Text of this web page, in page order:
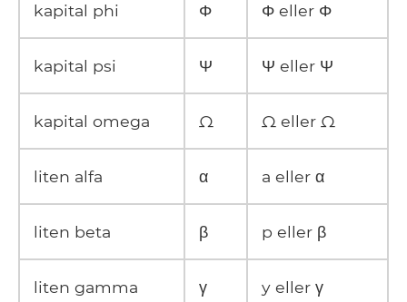
kapital phi Φ Φ eller Φ
kapital psi Ψ Ψ eller Ψ
kapital omega Ω Ω eller Ω
liten alfa α a eller α
liten beta β p eller β
liten gamma γ y eller γ